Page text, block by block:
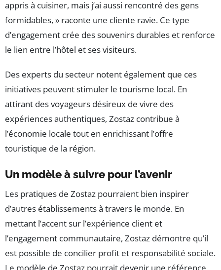
appris à cuisiner, mais j’ai aussi rencontré des gens
formidables, » raconte une cliente ravie. Ce type
d’engagement crée des souvenirs durables et renforce
le lien entre l’hôtel et ses visiteurs.
Des experts du secteur notent également que ces
initiatives peuvent stimuler le tourisme local. En
attirant des voyageurs désireux de vivre des
expériences authentiques, Zostaz contribue à
l’économie locale tout en enrichissant l’offre
touristique de la région.
Un modèle à suivre pour l’avenir
Les pratiques de Zostaz pourraient bien inspirer
d’autres établissements à travers le monde. En
mettant l’accent sur l’expérience client et
l’engagement communautaire, Zostaz démontre qu’il
est possible de concilier profit et responsabilité sociale.
Le modèle de Zostaz pourrait devenir une référence